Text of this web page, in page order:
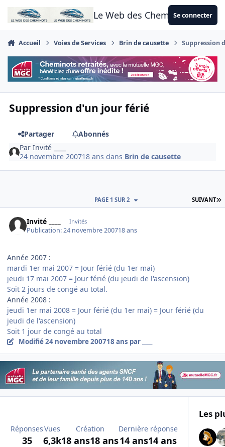
Aller au contenu
Le Web des CheminotsSe connecter
Accueil Voies de Services Brin de causette Suppression
Suppression d'un jour férié
Partager
Abonnés
ParInvité ____
24 novembre 200718 ans dans Brin de causette
SUIVANT
PAGE 1 SUR 2
Invité ____ Invités
Publication:24 novembre 200718 ans
Année 2007 :
mardi 1er mai 2007 = Jour férié (du 1er mai)
jeudi 17 mai 2007 = Jour férié (du jeudi de l'ascension)
Soit 2 jours de congé au total.
Année 2008 :
jeudi 1er mai 2008 = Jour férié (du 1er mai) = Jour férié (du
jeudi de l'ascension)
Soit 1 jour de congé au total
Modifié24 novembre 200718 ans par ____
Réponses
35
Vues
6,3k
Création
18 ans18 ans
Dernière réponse
14 ans14 ans
Les